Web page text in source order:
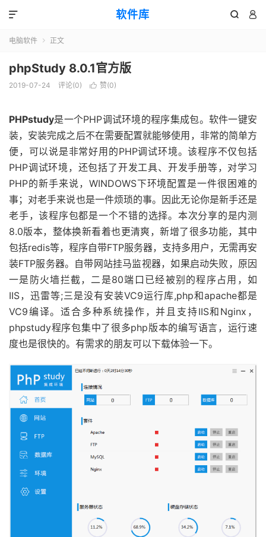
软件库  

电脑软件  正文
phpStudy 8.0.1官方版
2019-07-24 评论(0)  赞(0)
PHPstudy是一个PHP调试环境的程序集成包。软件一键安
装，安装完成之后不在需要配置就能够使用，非常的简单方
便，可以说是非常好用的PHP调试环境。该程序不仅包括
PHP调试环境，还包括了开发工具、开发手册等，对学习
PHP的新手来说，WINDOWS下环境配置是一件很困难的
事；对老手来说也是一件烦琐的事。因此无论你是新手还是
老手，该程序包都是一个不错的选择。本次分享的是内测
8.0版本，整体换新看着也更清爽，新增了很多功能，其中
包括redis等，程序自带FTP服务器，支持多用户，无需再安
装FTP服务器。自带网站挂马监视器，如果启动失败，原因
一是防火墙拦截，二是80端口已经被别的程序占用，如
IIS，迅雷等;三是没有安装VC9运行库,php和apache都是
VC9编译。适合多种系统操作，并且支持IIS和Nginx，
phpstudy程序包集中了很多php版本的编写语言，运行速
度也是很快的。有需求的朋友可以下载体验一下。